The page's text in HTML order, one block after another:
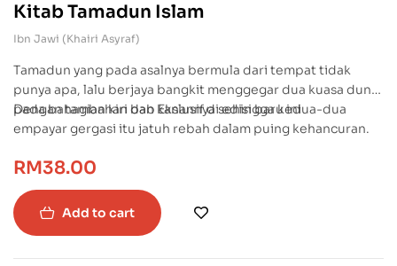
Kitab Tamadun Islam
Ibn Jawi (Khairi Asyraf)
Tamadun yang pada asalnya bermula dari tempat tidak
punya apa, lalu berjaya bangkit menggegar dua kuasa dunia
pada bahagian kiri dan kanannya sehingga kedua-dua
empayar gergasi itu jatuh rebah dalam puing kehancuran.
menceritakan tentang perwira dan para syuhadanya yang
gugur menggempur ketumbukan Parsi yang angkuh dan
Rom yang mendada.
Dengan tambahan bab Ekslusif di edisi baru ini
RM38.00
Add to cart